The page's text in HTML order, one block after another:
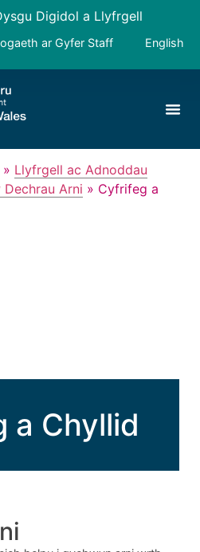
Digidol a Llyfrgell
ar Gyfer Staff English
» Llyfrgell ac Adnoddau
Dechrau Arni » Cyfrifeg a
a Chyllid